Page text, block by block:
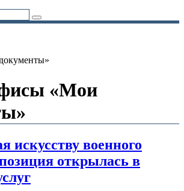
«Мои
искусству военного
открылась в